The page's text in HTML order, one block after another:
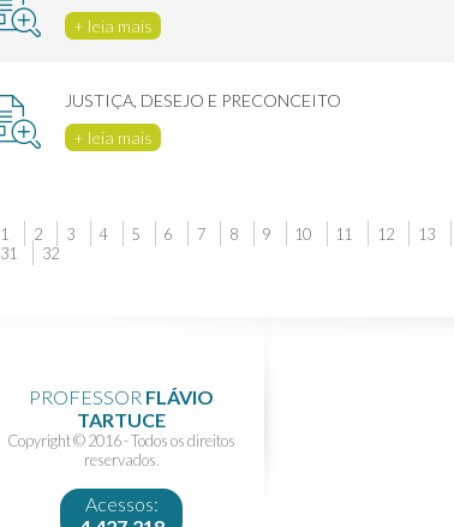
+ leia mais
JUSTIÇA, DESEJO E PRECONCEITO
+ leia mais
1 2 3 4 5 6 7 8 9 10 11 12 13
31
32
PROFESSOR FLÁVIO
TARTUCE
Copyright © 2016 - Todos os direitos
reservados.
Acessos: